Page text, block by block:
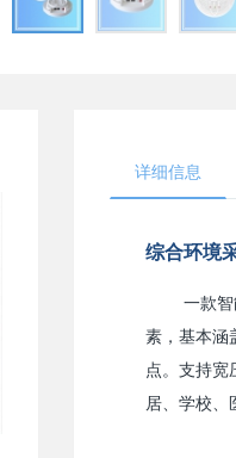
详细信息
综合环境
一款智
素，基本涵
点。支持宽
居、学校、